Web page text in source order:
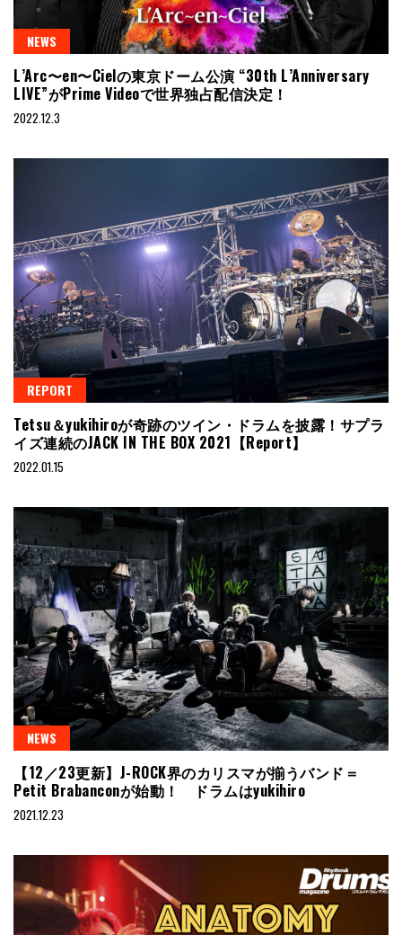
NEWS
L’Arc〜en〜Cielの東京ドーム公演 “30th L’Anniversary
LIVE”がPrime Videoで世界独占配信決定！
2022.12.3
REPORT
Tetsu＆yukihiroが奇跡のツイン・ドラムを披露！サプラ
イズ連続のJACK IN THE BOX 2021【Report】
2022.01.15
NEWS
【12／23更新】J-ROCK界のカリスマが揃うバンド＝
Petit Brabanconが始動！ ドラムはyukihiro
2021.12.23